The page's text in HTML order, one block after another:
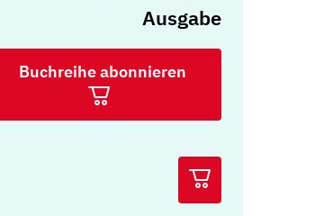
Ausgabe
Buchreihe abonnieren